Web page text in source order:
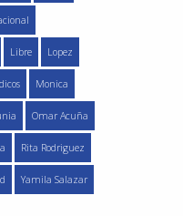
Libre Lopez
Monica
Omar Acuña
Rita Rodriguez
Yamila Salazar